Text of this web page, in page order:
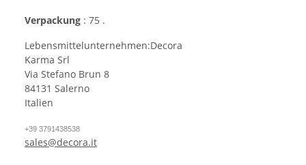
Verpackung : 75 .
Lebensmittelunternehmen:Decora
Karma Srl
Via Stefano Brun 8
84131 Salerno
Italien
+39 3791438538
sales@decora.it